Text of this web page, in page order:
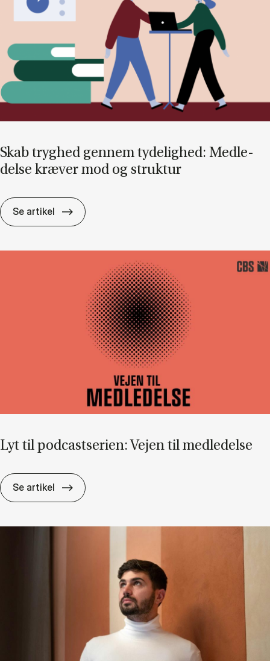
Skab tryg­hed gen­nem ty­de­lig­hed: Med­le­
del­se kræ­ver mod og struk­tur
Se artikel Skab tryg­hed gen­nem ty­de­lig­hed:
Lyt til po­dcast­se­ri­en: Vej­en til med­le­del­se
Se artikel Lyt til po­dcast­se­ri­en: Vej­en til med­le­del­se